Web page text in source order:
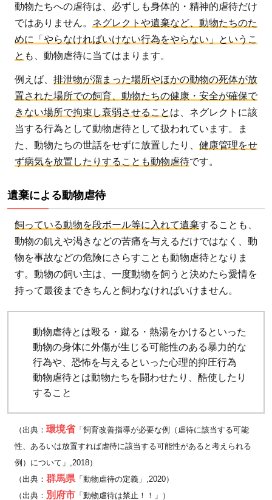
んな
もの
があ
る？
2.1
一般
家庭
にお
ける
動物
の種
2.2
動物
取扱
業者
等に
おけ
る動
物虐
待の
種類
動物
虐待
が起
こら
ない
社会
動物たちへの虐待は、必ずしも身体的・精神的虐待だけ
ではありません。 ネグレクトや遺棄など、動物たちのた
めに「やらなければいけない行為をやらない」というこ
と も、動物虐待に当てはまります。
例えば、 排泄物が溜まった場所やほかの動物の死体が放
置された場所での飼育、動物たちの健康・安全が確保で
きない場所で拘束し衰弱させること は、ネグレクトに該
当する行為として動物虐待として扱われています。ま
た、動物たちの世話をせずに放置したり、 健康管理をせ
ず病気を放置したりすることも動物虐待です。
遺棄による動物虐待
飼っている動物を段ボール等に入れて遺棄することも、
動物の飢えや渇きなどの苦痛を与えるだけではなく、動
物を事故などの危険にさらすことも動物虐待となりま
す。動物の飼い主は、一度動物を飼うと決めたら愛情を
持って最後まできちんと飼わなければいけません。
動物虐待とは殴る・蹴る・熱湯をかけるといった
動物の身体に外傷が生じる可能性のある暴力的な
行為や、恐怖を与えるといった心理的抑圧行為
動物虐待とは動物たちを闘わせたり、酷使したり
すること
（出典： 環境省「飼育改善指導が必要な例（虐待に該当する可能
性、あるいは放置すれば虐待に該当する可能性があると考えられる
例）について」,2018）
（出典： 群馬県 「動物虐待の定義」,2020）
（出典： 別府市 「動物虐待は禁止！！」）